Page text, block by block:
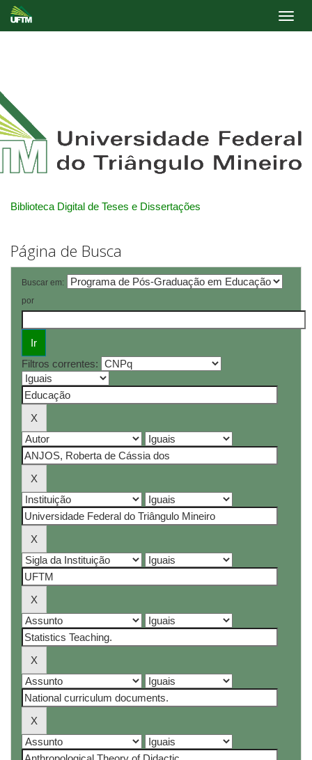
Biblioteca Digital de Teses e Dissertações
Página de Busca
Buscar em:
por
Filtros correntes: